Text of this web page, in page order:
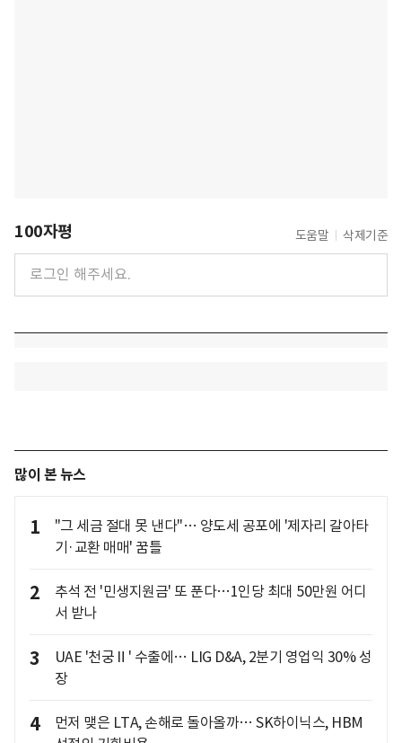
100자평 도움말 삭제기준
많이 본 뉴스
1
"그 세금 절대 못 낸다"… 양도세 공포에 '제자리 갈아타
기·교환 매매' 꿈틀
2
추석 전 '민생지원금' 또 푼다…1인당 최대 50만원 어디
서 받나
3
UAE '천궁Ⅱ' 수출에… LIG D&A, 2분기 영업익 30% 성
장
4
먼저 맺은 LTA, 손해로 돌아올까… SK하이닉스, HBM